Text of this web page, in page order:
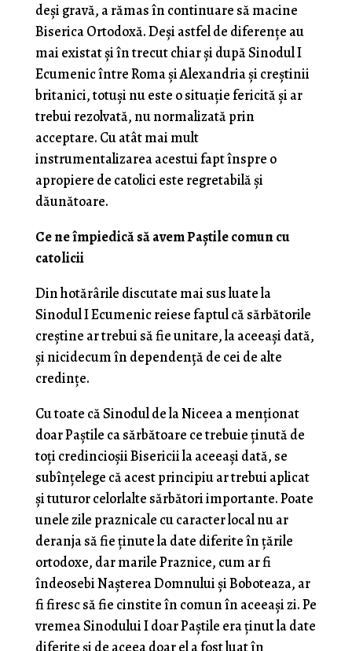
deși gravă, a rămas în continuare să macine
Biserica Ortodoxă. Deși astfel de diferențe au
mai existat și în trecut chiar și după Sinodul I
Ecumenic între Roma și Alexandria și creștinii
britanici, totuși nu este o situație fericită și ar
trebui rezolvată, nu normalizată prin
acceptare. Cu atât mai mult
instrumentalizarea acestui fapt înspre o
apropiere de catolici este regretabilă și
dăunătoare.
Ce ne împiedică să avem Paștile comun cu
catolicii
Din hotărârile discutate mai sus luate la
Sinodul I Ecumenic reiese faptul că sărbătorile
creștine ar trebui să fie unitare, la aceeași dată,
și nicidecum în dependență de cei de alte
credințe.
Cu toate că Sinodul de la Niceea a menționat
doar Paștile ca sărbătoare ce trebuie ținută de
toți credincioșii Bisericii la aceeași dată, se
subînțelege că acest principiu ar trebui aplicat
și tuturor celorlalte sărbători importante. Poate
unele zile praznicale cu caracter local nu ar
deranja să fie ținute la date diferite în țările
ortodoxe, dar marile Praznice, cum ar fi
îndeosebi Nașterea Domnului și Boboteaza, ar
fi firesc să fie cinstite în comun în aceeași zi. Pe
vremea Sinodului I doar Paștile era ținut la date